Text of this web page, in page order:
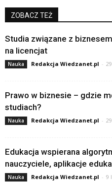
ZOBACZ TEŻ
Studia związane z
na licencjat
Nauka Redakcja Wiedzanet.pl -
Prawo w biznesie – gdzie
studiach?
Nauka Redakcja Wiedzanet.pl -
Edukacja wspierana
nauczyciele, aplikacje
Nauka Redakcja Wiedzanet.pl - 9